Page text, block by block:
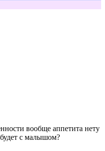
вообще аппетита нету
с малышом?